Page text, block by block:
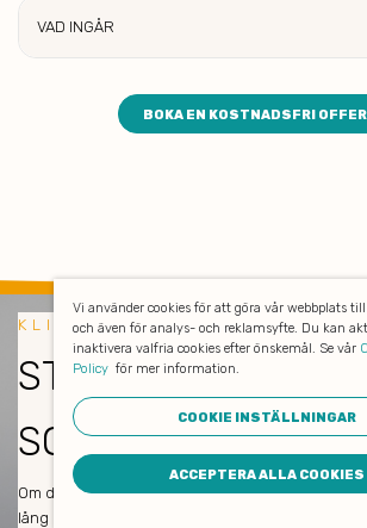
VAD INGÅR
BOKA EN KOSTNADSFRI
KLIMATSMART
STÄ DFIRMAN I
SOM ÄR KLIMATS
Om du är nöjd så är vi också nöjda! Våra
lång erfarenhet och städar enbart med
Vi använder cookies för att göra vår webbplats
och även för analys- och reklamsyfte. Du kan
inaktivera valfria cookies efter önskemål. Se vår
Policy för mer information.
COOKIE INSTÄLLNINGAR
ACCEPTERA ALLA COOKIES